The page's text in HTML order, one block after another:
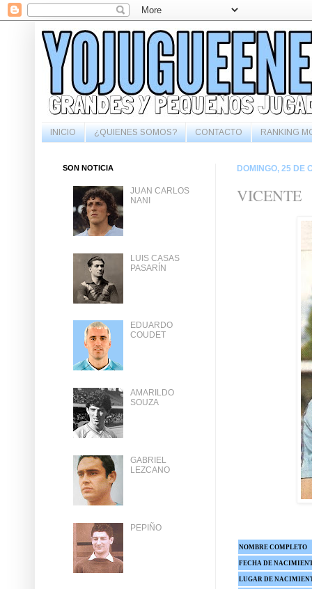
INICIO ¿QUIENES SOMOS? CONTACTO RANKING
DOMINGO, 25 DE
VICENTE
NOMBRE COMPLETO
FECHA DE
LUGAR DE
SON NOTICIA
JUAN CARLOS
NANI
LUIS CASAS
PASARÍN
EDUARDO
COUDET
AMARILDO
SOUZA
GABRIEL
LEZCANO
PEPIÑO